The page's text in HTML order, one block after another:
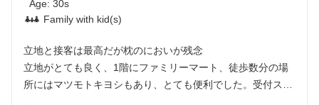
Age: 30s
Family with kid(s)
立地と接客は最高だが枕のにおいが残念
立地がとても良く、1階にファミリーマート、徒歩数分の場
所にはマツモトキヨシもあり、とても便利でした。受付スタ